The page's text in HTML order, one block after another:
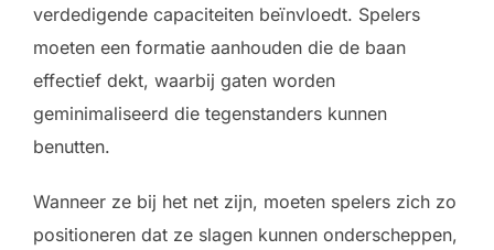
verdedigende capaciteiten beïnvloedt. Spelers
moeten een formatie aanhouden die de baan
effectief dekt, waarbij gaten worden
geminimaliseerd die tegenstanders kunnen
benutten.
Wanneer ze bij het net zijn, moeten spelers zich zo
positioneren dat ze slagen kunnen onderscheppen,